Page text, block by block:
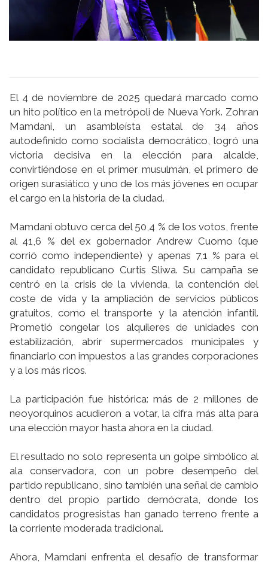
El 4 de noviembre de 2025 quedará marcado como
un hito político en la metrópoli de Nueva York. Zohran
Mamdani, un asambleísta estatal de 34 años
autodefinido como socialista democrático, logró una
victoria decisiva en la elección para alcalde,
convirtiéndose en el primer musulmán, el primero de
origen surasiático y uno de los más jóvenes en ocupar
el cargo en la historia de la ciudad.
Mamdani obtuvo cerca del 50,4 % de los votos, frente
al 41,6 % del ex gobernador Andrew Cuomo (que
corrió como independiente) y apenas 7,1 % para el
candidato republicano Curtis Sliwa. Su campaña se
centró en la crisis de la vivienda, la contención del
coste de vida y la ampliación de servicios públicos
gratuitos, como el transporte y la atención infantil.
Prometió congelar los alquileres de unidades con
estabilización, abrir supermercados municipales y
financiarlo con impuestos a las grandes corporaciones
y a los más ricos.
La participación fue histórica: más de 2 millones de
neoyorquinos acudieron a votar, la cifra más alta para
una elección mayor hasta ahora en la ciudad.
El resultado no solo representa un golpe simbólico al
ala conservadora, con un pobre desempeño del
partido republicano, sino también una señal de cambio
dentro del propio partido demócrata, donde los
candidatos progresistas han ganado terreno frente a
la corriente moderada tradicional.
Ahora, Mamdani enfrenta el desafío de transformar